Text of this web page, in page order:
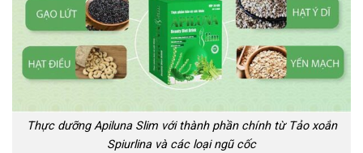
Thực dưỡng Apiluna Slim với thành phần chính từ Tảo xoắn
Spiurlina và các loại ngũ cốc